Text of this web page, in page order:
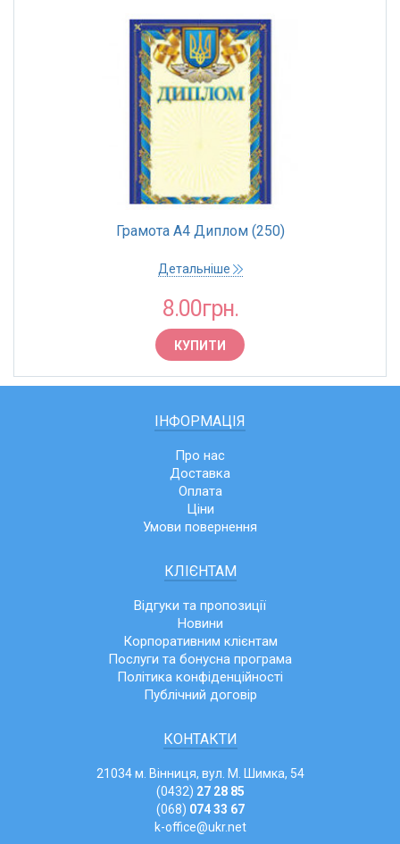
Грамота А4 Диплом (250)
Детальніше
8.00грн.
КУПИТИ
ІНФОРМАЦІЯ
Про нас
Доставка
Оплата
Ціни
Умови повернення
КЛІЄНТАМ
Відгуки та пропозиції
Новини
Корпоративним клієнтам
Послуги та бонусна програма
Політика конфіденційності
Публічний договір
КОНТАКТИ
21034 м. Вінниця, вул. М. Шимка, 54
(0432) 27 28 85
(068) 074 33 67
k-office@ukr.net